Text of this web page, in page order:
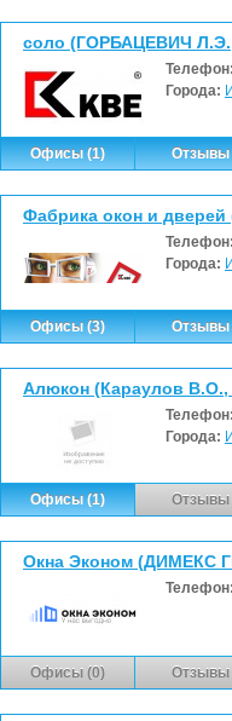
соло (ГОРБАЦЕВИЧ
Города:
Офисы (1) Отзывы
Фабрика окон и
Города:
Офисы (3) Отзывы
Алюкон (Караулов
Города:
Офисы (1) Отзывы
Окна Эконом (ДИМЕКС
Офисы (0) Отзывы